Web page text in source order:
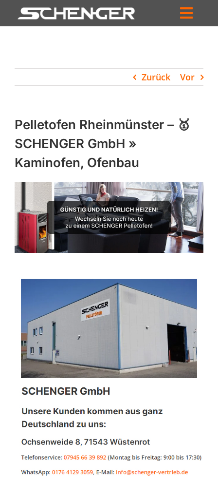
Inhalt
HÄNDLERSUCHE
UNTERNEHMEN
PROFIL
WARENKORB
PRODUCTS
SEARCH
Zurück Vor
Pelletofen Rheinmünster – 🥇
SCHENGER GmbH »
Kaminofen, Ofenbau